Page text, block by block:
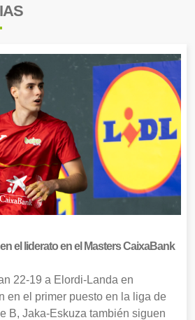
el liderato en el Masters CaixaBank
22-19 a Elordi-Landa en
en el primer puesto en la liga de
B, Jaka-Eskuza también siguen